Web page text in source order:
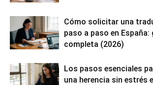
Cómo solicitar una
paso a paso en
completa (2026)
Los pasos esenciales
una herencia sin estrés